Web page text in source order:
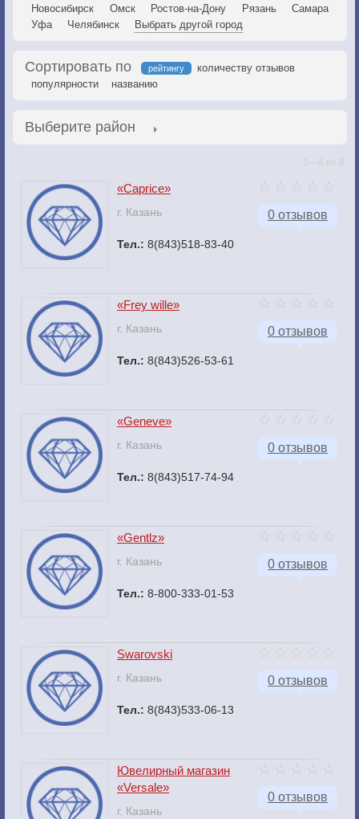
Новосибирск
Омск Ростов-на-Дону Рязань
Самара
Уфа
Челябинск Выбрать другой город
Сортировать по рейтингу
количеству отзывов
популярности
названию
Выберите район
1—8 из 8.
0 отзывов
«Caprice»
г. Казань
Тел.: 8(843)518-83-40
0 отзывов
«Frey wille»
г. Казань
Тел.: 8(843)526-53-61
0 отзывов
«Geneve»
г. Казань
Тел.: 8(843)517-74-94
0 отзывов
«Gentlz»
г. Казань
Тел.: 8-800-333-01-53
0 отзывов
Swarovski
г. Казань
Тел.: 8(843)533-06-13
0 отзывов
Ювелирный магазин
«Versale»
г. Казань